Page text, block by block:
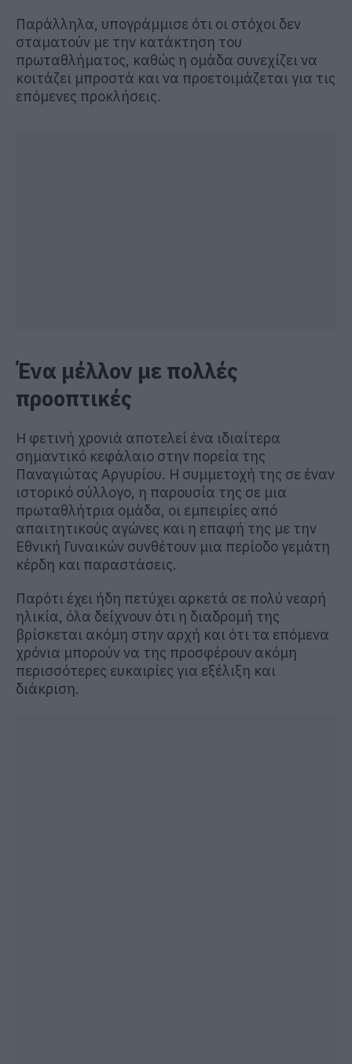
Παράλληλα, υπογράμμισε ότι οι στόχοι δεν
σταματούν με την κατάκτηση του
πρωταθλήματος, καθώς η ομάδα συνεχίζει να
κοιτάζει μπροστά και να προετοιμάζεται για τις
επόμενες προκλήσεις.
Ένα μέλλον με πολλές
προοπτικές
Η φετινή χρονιά αποτελεί ένα ιδιαίτερα
σημαντικό κεφάλαιο στην πορεία της
Παναγιώτας Αργυρίου. Η συμμετοχή της σε έναν
ιστορικό σύλλογο, η παρουσία της σε μια
πρωταθλήτρια ομάδα, οι εμπειρίες από
απαιτητικούς αγώνες και η επαφή της με την
Εθνική Γυναικών συνθέτουν μια περίοδο γεμάτη
κέρδη και παραστάσεις.
Παρότι έχει ήδη πετύχει αρκετά σε πολύ νεαρή
ηλικία, όλα δείχνουν ότι η διαδρομή της
βρίσκεται ακόμη στην αρχή και ότι τα επόμενα
χρόνια μπορούν να της προσφέρουν ακόμη
περισσότερες ευκαιρίες για εξέλιξη και
διάκριση.